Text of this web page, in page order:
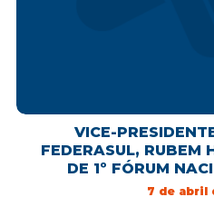
VICE-
FEDERASUL, RUBEM
DE 1º FÓRUM
7 de abril